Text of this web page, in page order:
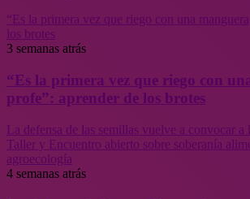
“Es la primera vez que riego con una
los brotes
3 semanas atrás
“Es la primera vez que riego con
profe”: aprender de los brotes
La defensa de las semillas vuelve a convocar a
Taller y Encuentro abierto sobre soberanía
agroecología
4 semanas atrás